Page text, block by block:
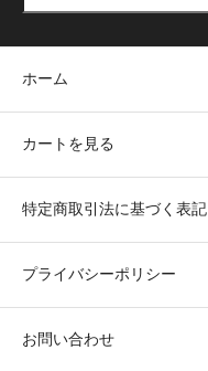
ホーム
カートを見る
特定商取引法に基づく表記
プライバシーポリシー
お問い合わせ